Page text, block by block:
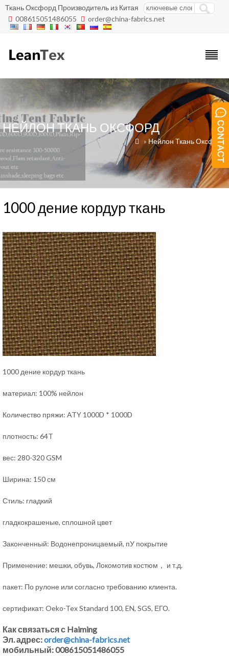
Ткань Оксфорд Производитель из Китая
 008615051486055  order@china-fabrics.net
НЕЙЛОН ТКАНЬ ОКСФОРД
 »Нейлон Ткань Оксфорд
1000 дение кордур ткань
1000 дение кордур ткань
материал: 100% нейлон
Количество пряжи: ATY 1000D * 1000D
плотность: 64T
вес: 280-320 GSM
Ширина: 150 см
Стиль: гладкий
гладкокрашеные, сплошной цвет
Законченный: Водонепроницаемый, пУ покрытие
Применение: мешки, обувь, Локомотив костюм， и т.д.
пакет: По рулоне или согласно требованию клиента.
сертификат: Oeko-Tex Standard 100, EN, SGS, ЕГО.
Как связаться с Haiming
Эл. адрес:order@china-fabrics.net
мобильный: 008615051486055